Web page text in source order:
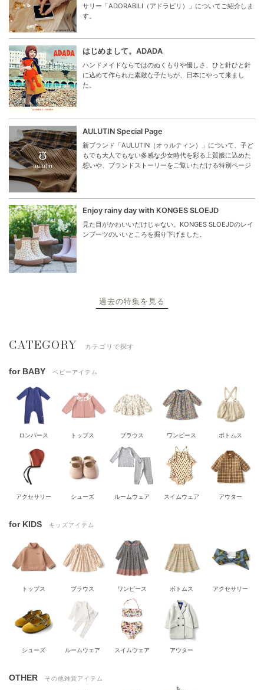
サリー「ADORABILI（アドラビリ）」についてご紹介しま
す。
はじめまして。ADADA
ハンドメイドならではのぬくもりや優しさ、ひと針ひと針
に込めて作られた素敵な子たちが、日本にやって来まし
た。
AULUTIN Special Page
新ブランド「AULUTIN（オゥルティン）」について、子ど
もでも大人でもない多感な少女時代を彩る上質服に込めた
想いや、ブランドストーリーをご覧いただける特別ページ
Enjoy rainy day with KONGES SLOEJD
見た目がかわいいだけじゃない。KONGES SLOEJDのレイ
ンブーツのいいところを掘り下げました。
過去の特集を見る
CATEGORY カテゴリで探す
for BABY ベビーアイテム
ロンパース トップス ブラウス ワンピース ボトムス
アクセサリー シューズ ルームウェア スイムウェア アウター
for KIDS キッズアイテム
トップス ブラウス ワンピース ボトムス アクセサリー
シューズ ルームウェア スイムウェア アウター
OTHER その他雑貨アイテム